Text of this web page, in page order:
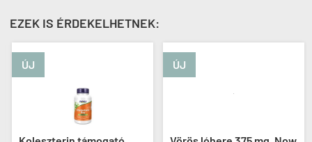
EZEK IS ÉRDEKELHETNEK:
ÚJ ÚJ